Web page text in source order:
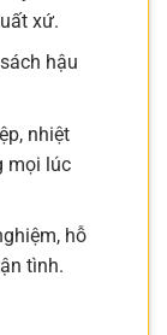
xứ.
hậu
nhiệt
mọi lúc
hỗ
tình.